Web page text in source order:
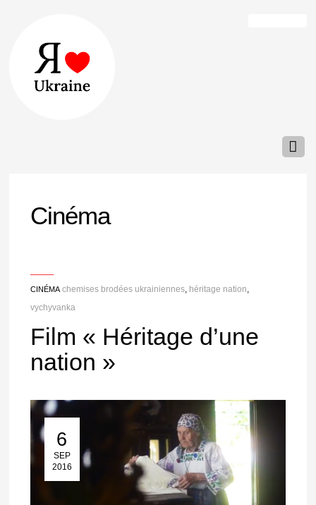
Cinéma
CINÉMA chemises brodées ukrainiennes, héritage nation
vychyvanka
Film « Héritage d’une
nation »
6
SEP
2016
06 Sep 2016